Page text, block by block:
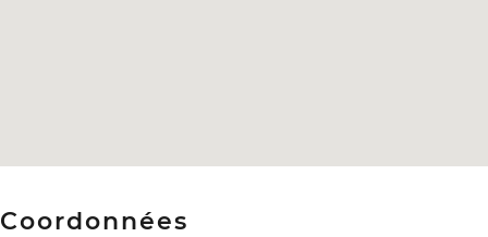
Coordonnées